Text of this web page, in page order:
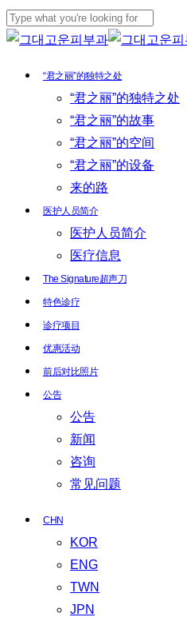
Skip
to
content
Close
Menu
“君之丽”的独特之处
“君之丽”的独特之处
“君之丽”的故事
“君之丽”的空间
“君之丽”的设备
来的路
医护人员简介
医护人员简介
医疗信息
The Signature超声刀
特色诊疗
诊疗项目
优惠活动
前后对比照片
公告
公告
新闻
咨询
常见问题
CHN
KOR
ENG
TWN
JPN